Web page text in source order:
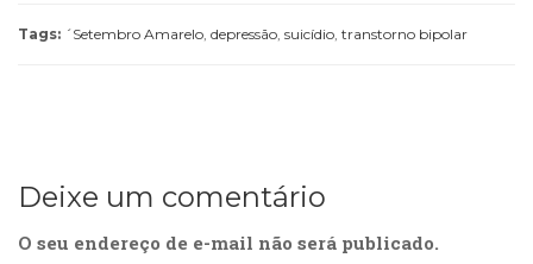
Tags: ´Setembro Amarelo depressão suicídio transtorno bipolar
Deixe um comentário
O seu endereço de e-mail não será publicado.